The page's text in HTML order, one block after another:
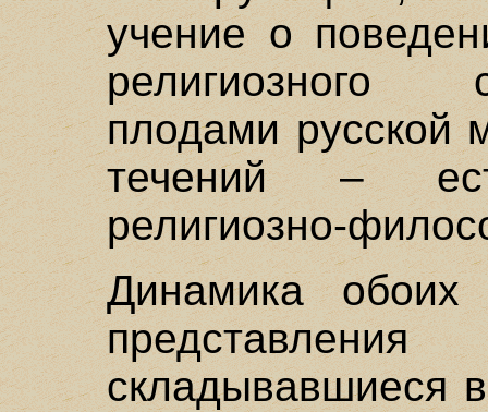
учение о
религиозного
плодами
течений –
религиозно-
Динамика обоих
складывавшиеся